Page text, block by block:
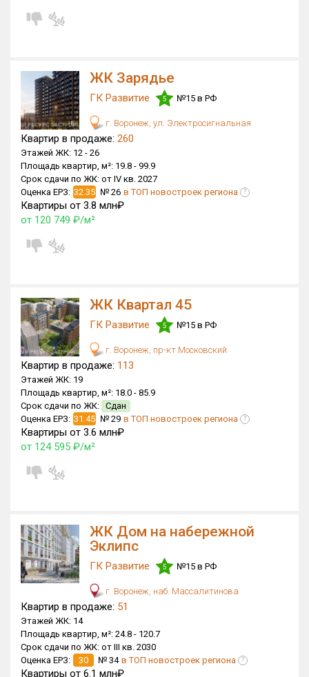
Только новые
Оценка ЕРЗ ЖК
от
с продажами
Рейтинг ЕРЗ
Многоквартирных домов
Поселков таунхаусов
Блокированных домов
Квартир, апартаментов,
блоков в БД
ЖК Зарядье
ГК Развитие 5 №15 в РФ
г. Воронеж, ул. Электросигнальная
Квартир в продаже: 260
Этажей ЖК: 12 - 26
Площадь квартир, м²: 19.8 - 99.9
Срок сдачи по ЖК: от IV кв. 2027
Оценка ЕРЗ: 32.35 № 26 в ТОП новостроек региона ?
Квартиры от 3.8 млн₽
от 120 749 ₽/м²
ЖК Квартал 45
ГК Развитие 5 №15 в РФ
г. Воронеж, пр-кт Московский
Квартир в продаже: 113
Этажей ЖК: 19
Площадь квартир, м²: 18.0 - 85.9
Срок сдачи по ЖК: Сдан
Оценка ЕРЗ: 31.45 № 29 в ТОП новостроек региона ?
Квартиры от 3.6 млн₽
от 124 595 ₽/м²
ЖК Дом на набережной
Эклипс
ГК Развитие 5 №15 в РФ
г. Воронеж, наб. Массалитинова
Квартир в продаже: 51
Этажей ЖК: 14
Площадь квартир, м²: 24.8 - 120.7
Срок сдачи по ЖК: от III кв. 2030
Оценка ЕРЗ:
30 № 34 в ТОП новостроек региона ?
Квартиры от 6.1 млн₽